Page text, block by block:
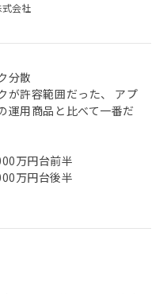
会社
分散
が許容範囲だった、 アプ
運用商品と比べて一番だ
万円台前半
万円台後半